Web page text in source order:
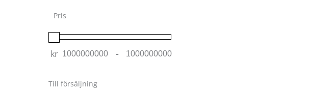
Pris
kr Minimum Price
-Maximum Price
Till försäljning